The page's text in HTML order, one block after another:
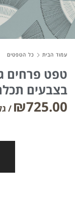
עמוד הבית כל הטפטים
טפט פרחים
בצבעים
₪725.00